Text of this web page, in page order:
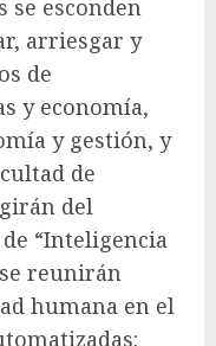
se esconden
arriesgar y
de
y economía,
y gestión, y
de
del
“Inteligencia
reunirán
humana en el